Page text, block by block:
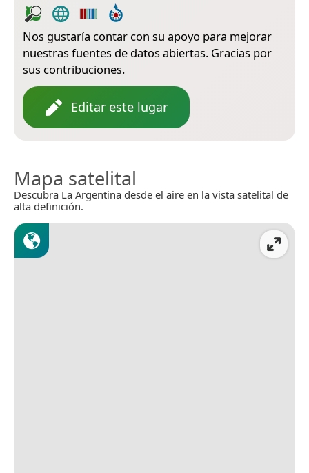
Nos gustaría contar con su apoyo para mejorar
nuestras fuentes de datos abiertas. Gracias por
sus contribuciones.
Editar este lugar
Mapa satelital
Descubra La Argentina desde el aire en la vista satelital de
alta definición.